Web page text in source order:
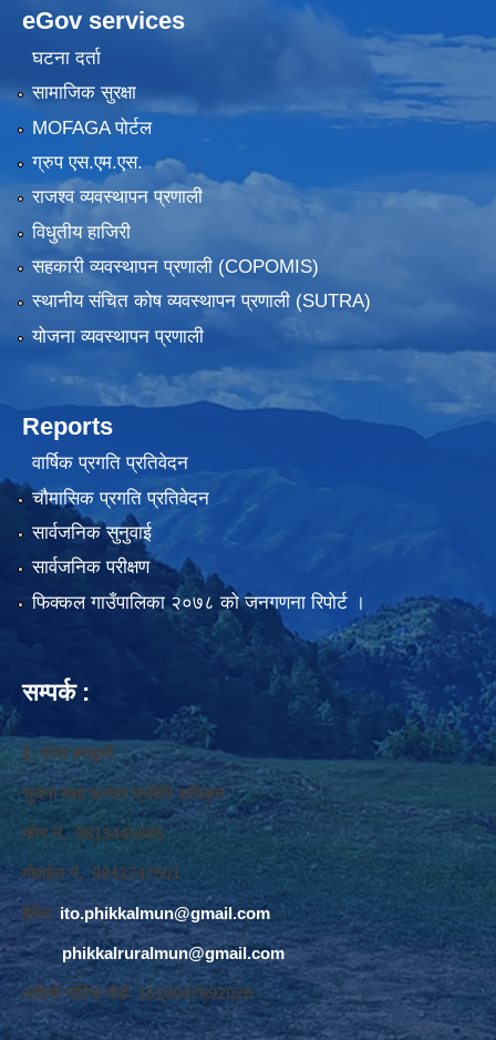
eGov services
घटना दर्ता
सामाजिक सुरक्षा
MOFAGA पोर्टल
ग्रुप एस.एम.एस.
राजश्व व्यवस्थापन प्रणाली
विधुतीय हाजिरी
सहकारी व्यवस्थापन प्रणाली (COPOMIS)
स्थानीय संचित कोष व्यवस्थापन प्रणाली (SUTRA)
योजना व्यवस्थापन प्रणाली
Reports
वार्षिक प्रगति प्रतिवेदन
चौमासिक प्रगति प्रतिवेदन
सार्वजनिक सुनुवाई
सार्वजनिक परीक्षण
फिक्कल गाउँपालिका २०७८ को जनगणना रिपोर्ट ।
सम्पर्क :
ई. नरेश बराइली
सुचना तथा सञ्‍चार प्रविधि अधिकृत
फोन नं. 9813445685
मोवाईल नं. 9843747501
ईमेलः ito.phikkalmun@gmail.com
phikkalruralmun@gmail.com
अडियो नोटिस वोर्डः 1610047692026